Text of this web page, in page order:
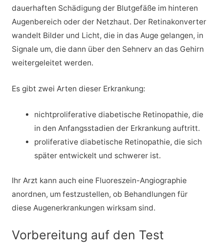
dauerhaften Schädigung der Blutgefäße im hinteren
Augenbereich oder der Netzhaut. Der Retinakonverter
wandelt Bilder und Licht, die in das Auge gelangen, in
Signale um, die dann über den Sehnerv an das Gehirn
weitergeleitet werden.
Es gibt zwei Arten dieser Erkrankung:
nichtproliferative diabetische Retinopathie, die
in den Anfangsstadien der Erkrankung auftritt.
proliferative diabetische Retinopathie, die sich
später entwickelt und schwerer ist.
Ihr Arzt kann auch eine Fluoreszein-Angiographie
anordnen, um festzustellen, ob Behandlungen für
diese Augenerkrankungen wirksam sind.
Vorbereitung auf den Test